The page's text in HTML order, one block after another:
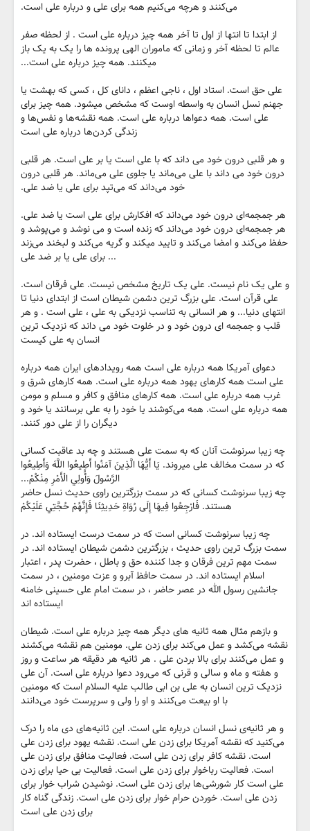
می‌کنند و هرچه می‌کنیم همه برای علی و درباره علی است.
از ابتدا تا انتها از اول تا آخر همه چیز درباره علی است . از لحظه صفر
عالم تا لحظه آخر و زمانی که ماموران الهی پرونده ها را یک به یک باز
میکنند. همه چیز درباره علی است...
علی حق است. استاد اول ، ناجی اعظم ، دانای کل ، کسی که بهشت یا
جهنم نسل انسان به واسطه اوست که مشخص میشود. همه چیز برای
علی است. همه دعواها درباره علی است. همه نقشه‌ها و نفس‌ها و
زندگی کردن‌ها درباره علی است
و هر قلبی درون خود می داند که با علی است یا بر علی است. هر قلبی
درون خود می داند با علی می‌ماند یا جلوی علی می‌ماند. هر قلبی درون
خود می‌داند که می‌تپد برای علی یا ضد علی.
هر جمجمه‌ای درون خود می‌داند که افکارش برای علی است یا ضد علی.
هر جمجمه‌ای درون خود می‌داند که زنده است و می نوشد و می‌پوشد و
حفظ می‌کند و امضا می‌کند و تایید میکند و گریه می‌کند و لبخند می‌زند
... برای علی یا بر ضد علی
و علی یک نام نیست. علی یک تاریخ مشخص نیست. علی فرقان است.
علی قرآن است. علی بزرگ ترین دشمن شیطان است از ابتدای دنیا تا
انتهای دنیا... و هر انسانی به تناسب نزدیکی به علی ، علی است . و هر
قلب و جمجمه ای درون خود و در خلوت خود می داند که نزدیک ترین
انسان به علی کیست
دعوای آمریکا همه درباره علی است همه رویدادهای ایران همه درباره
علی است همه کارهای یهود همه درباره علی است. همه کارهای شرق و
غرب همه درباره علی است. همه کارهای منافق و کافر و مسلم و مومن
همه درباره علی است. همه می‌کوشند یا خود را به علی برسانند یا خود و
دیگران را از علی دور کنند.
چه زیبا سرنوشت آنان که به سمت علی هستند و چه بد عاقبت کسانی
که در سمت مخالف علی میروند. يَا أَيُّهَا الَّذِينَ آمَنُوا أَطِيعُوا اللَّهَ وَأَطِيعُوا
الرَّسُولَ وَأُولِي الْأَمْرِ مِنْكُمْ...
چه زیبا سرنوشت کسانی که در سمت بزرگترین راوی حدیث نسل حاضر
هستند. فَارْجِعُوا فِيهَا إِلَى رُوَاةِ حَدِيثِنَا فَإِنَّهُمْ حُجَّتِي عَلَيْكُمْ
چه زیبا سرنوشت کسانی است که در سمت درست ایستاده اند. در
سمت بزرگ ترین راوی حدیث ، بزرگترین دشمن شیطان ایستاده اند. در
سمت مهم ترین فرقان و جدا کننده حق و باطل ، حضرت پدر ، اعتبار
اسلام ایستاده اند. در سمت حافظ آبرو و عزت مومنین ، در سمت
جانشین رسول الله در عصر حاضر ، در سمت امام علی حسینی خامنه
ایستاده اند
و بازهم مثال همه ثانیه های دیگر همه چیز درباره علی است. شیطان
‌‌نقشه می‌کشد و عمل می‌کند برای زدن علی. مومنین هم نقشه می‌کشند
و عمل می‌کنند برای بالا بردن علی . هر ثانیه هر دقیقه هر ساعت و روز
و هفته و ماه و سالی و قرنی که می‌رود دعوا درباره علی است. آن علی
نزدیک ترین انسان به علی بن ابی طالب علیه السلام است که مومنین
با او بیعت می‌کنند و او را ولی و سرپرست خود می‌دانند
و هر ثانیه‌ی نسل انسان درباره علی است. این ثانیه‌های دی ماه را درک
می‌کنید که نقشه آمریکا برای زدن علی است. نقشه یهود برای زدن علی
است. نقشه کافر برای زدن علی است. فعالیت منافق برای زدن علی
است. فعالیت رباخوار برای زدن علی است. فعالیت بی حیا برای زدن
علی است کار شورشی‌ها برای زدن علی است. نوشیدن شراب خوار برای
زدن علی است. خوردن حرام خوار برای زدن علی است. زندگی گناه کار
برای زدن علی است